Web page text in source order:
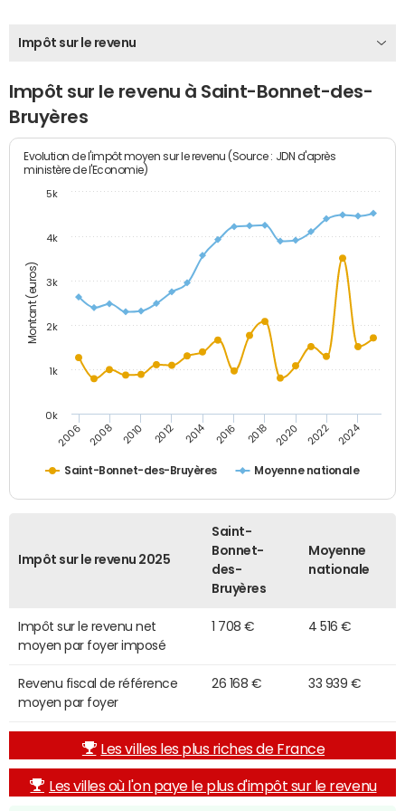
Impôt sur le revenu
Impôt sur le revenu à Saint-Bonnet-des-
Bruyères
Montant (euros)
Evolution de l'impôt moyen sur le revenu (Source : JDN d'après
ministère de l'Economie)
Saint-Bonnet-des-Bruyères Moyenne nationale
2006 2008 2010 2012 2014 2016 2018 2020 2022 2024
0k
1k
2k
3k
4k
5k
Impôt sur le revenu 2025
Saint-
Bonnet-
des-
Bruyères
Moyenne
nationale
Impôt sur le revenu net
moyen par foyer imposé
1 708 € 4 516 €
Revenu fiscal de référence
moyen par foyer
26 168 € 33 939 €
Les villes les plus riches de France
Les villes où l'on paye le plus d'impôt sur le revenu